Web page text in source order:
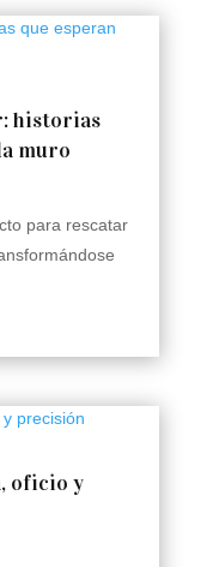
historias
muro
para rescatar
oficio y